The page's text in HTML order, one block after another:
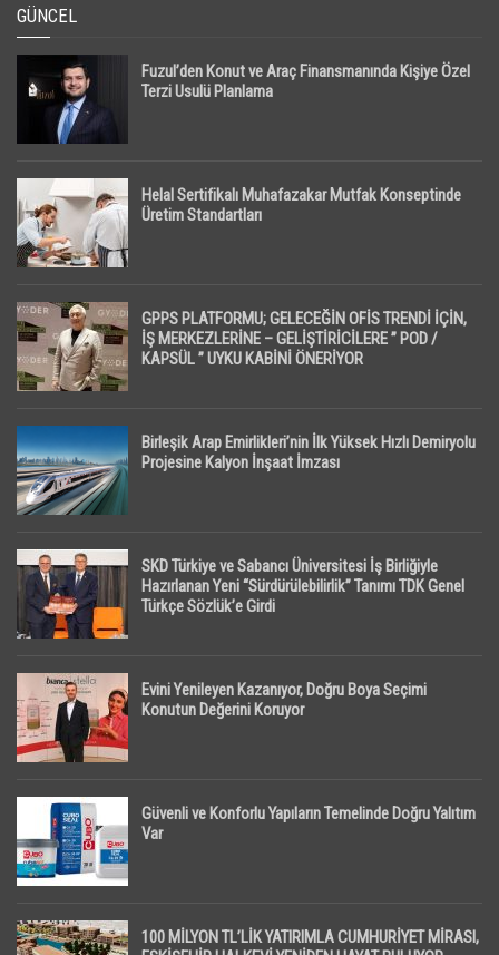
GÜNCEL
Fuzul’den Konut ve Araç Finansmanında Kişiye Özel
Terzi Usulü Planlama
Helal Sertifikalı Muhafazakar Mutfak Konseptinde
Üretim Standartları
GPPS PLATFORMU; GELECEĞİN OFİS TRENDİ İÇİN,
İŞ MERKEZLERİNE – GELİŞTİRİCİLERE ” POD /
KAPSÜL ” UYKU KABİNİ ÖNERİYOR
Birleşik Arap Emirlikleri’nin İlk Yüksek Hızlı Demiryolu
Projesine Kalyon İnşaat İmzası
SKD Türkiye ve Sabancı Üniversitesi İş Birliğiyle
Hazırlanan Yeni “Sürdürülebilirlik” Tanımı TDK Genel
Türkçe Sözlük’e Girdi
Evini Yenileyen Kazanıyor, Doğru Boya Seçimi
Konutun Değerini Koruyor
Güvenli ve Konforlu Yapıların Temelinde Doğru Yalıtım
Var
100 MİLYON TL’LİK YATIRIMLA CUMHURİYET MİRASI,